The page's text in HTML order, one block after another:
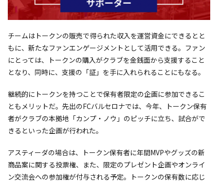
チームはトークンの販売で得られた収入を運営資金にできるとと
もに、新たなファンエンゲージメントとして活用できる。ファン
にとっては、トークンの購入がクラブを金銭面から支援すること
となり、同時に、支援の「証」を手に入れられることにもなる。
継続的にトークンを持つことで保有者限定の企画に参加できるこ
ともメリットだ。先出のFCバルセロナでは、今年、トークン保有
者がクラブの本拠地「カンプ・ノウ」のピッチに立ち、試合がで
きるといった企画が行われた。
アスティーダの場合は、トークン保有者に年間MVPやグッズの新
商品案に関する投票権、また、限定のプレゼント企画やオンライ
ン交流会への参加権が付与される予定。トークンの保有数に応じ